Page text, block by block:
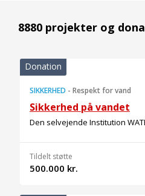
8880 projekter og
Donation
SIKKERHED - Respekt for vand
Sikkerhed på vandet
Den selvejende Institution
Tildelt støtte
500.000 kr.